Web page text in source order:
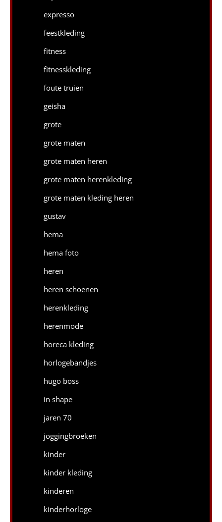
expresso
feestkleding
fitness
fitnesskleding
foute truien
geisha
grote
grote maten
grote maten heren
grote maten herenkleding
grote maten kleding heren
gustav
hema
hema foto
heren
heren schoenen
herenkleding
herenmode
horeca kleding
horlogebandjes
hugo boss
in shape
jaren 70
joggingbroeken
kinder
kinder kleding
kinderen
kinderhorloge